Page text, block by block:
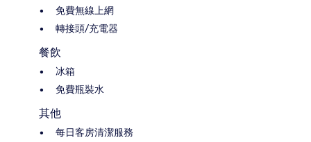
免費無線上網
轉接頭/充電器
餐飲
冰箱
免費瓶裝水
其他
每日客房清潔服務